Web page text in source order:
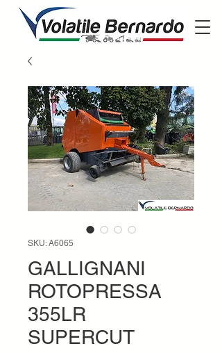
SKU: A6065
GALLIGNANI
ROTOPRESSA
355LR
SUPERCUT